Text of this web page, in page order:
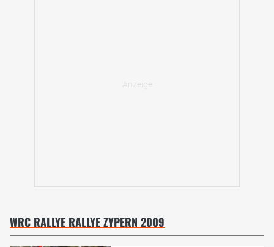
WRC RALLYE RALLYE ZYPERN 2009